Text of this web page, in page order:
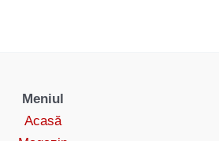
Meniul
Acasă